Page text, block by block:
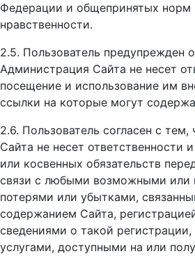
Федерации и общепринятых норм
нравственности.
2.5. Пользователь предупрежден
Администрация Сайта не несет
посещение и использование им
ссылки на которые могут
2.6. Пользователь согласен с
Сайта не несет ответственности
или косвенных обязательств
связи с любыми возможными или
потерями или убытками,
содержанием Сайта,
сведениями о такой
услугами, доступными на или